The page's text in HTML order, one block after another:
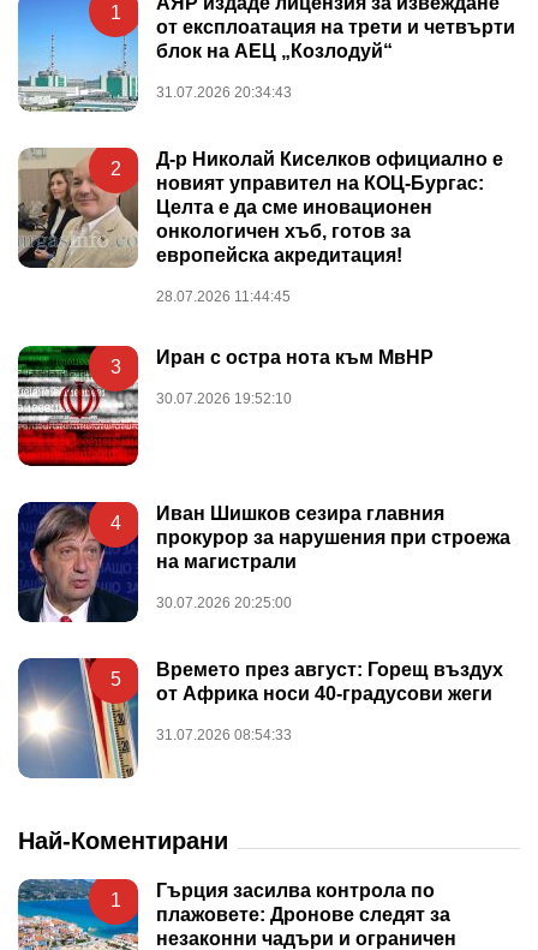
1
от експлоатация на трети и четвърти
блок на АЕЦ „Козлодуй“
31.07.2026 20:34:43
2
Д-р Николай Киселков официално е
новият управител на КОЦ-Бургас:
Целта е да сме иновационен
онкологичен хъб, готов за
европейска акредитация!
28.07.2026 11:44:45
3 Иран с остра нота към МвНР
30.07.2026 19:52:10
4
Иван Шишков сезира главния
прокурор за нарушения при строежа
на магистрали
30.07.2026 20:25:00
5
Времето през август: Горещ въздух
от Африка носи 40-градусови жеги
31.07.2026 08:54:33
Най-Коментирани
1
Гърция засилва контрола по
плажовете: Дронове следят за
незаконни чадъри и ограничен